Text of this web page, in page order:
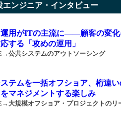
エンジニア・インタビュー
運用がITの主流に――顧客の変化
する「攻めの運用」
公共システムのアウトソーシング
テムを一括オフショア、桁違
マネジメントする楽しみ
大規模オフショア・プロジェクトのリ